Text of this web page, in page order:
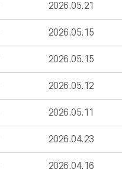
2026.05.21
2026.05.15
2026.05.15
2026.05.12
2026.05.11
2026.04.23
2026.04.16